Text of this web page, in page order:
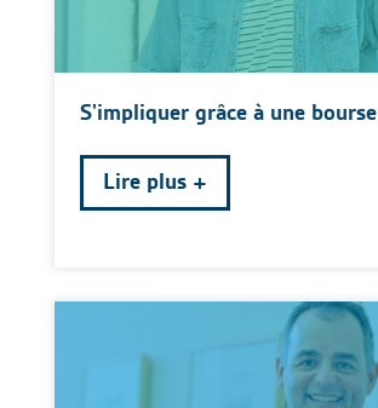
S'impliquer grâce à une bourse
Lire plus